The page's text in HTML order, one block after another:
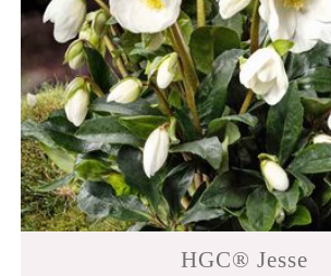
HGC® Jesse